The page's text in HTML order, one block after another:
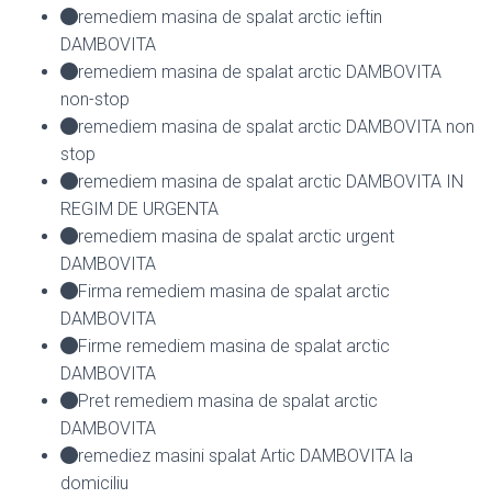
remediem masina de spalat arctic ieftin
DAMBOVITA
remediem masina de spalat arctic DAMBOVITA
non-stop
remediem masina de spalat arctic DAMBOVITA non
stop
remediem masina de spalat arctic DAMBOVITA IN
REGIM DE URGENTA
remediem masina de spalat arctic urgent
DAMBOVITA
Firma remediem masina de spalat arctic
DAMBOVITA
Firme remediem masina de spalat arctic
DAMBOVITA
Pret remediem masina de spalat arctic
DAMBOVITA
remediez masini spalat Artic DAMBOVITA la
domiciliu